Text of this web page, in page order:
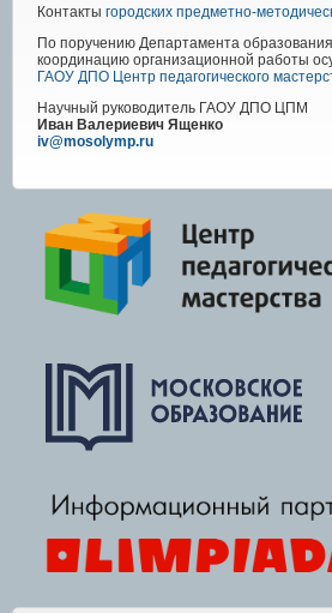
Контакты городских предметно-
По поручению Департамента
координацию организационной работы
ГАОУ ДПО Центр педагогического
Научный руководитель ГАОУ ДПО ЦПМ
Иван Валериевич Ященко
iv@mosolymp.ru